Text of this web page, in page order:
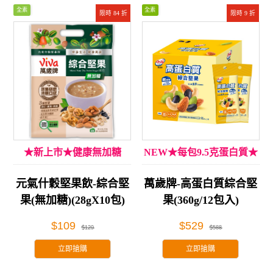
限時 84 折
全素
★新上市★健康無加糖
元氣什穀堅果飲-綜合堅
果(無加糖)(28gX10包)
$109 $129
立即搶購
限時 9 折
全素
NEW★每包9.5克蛋白質★
萬歲牌-高蛋白質綜合堅
果(360g/12包入)
$529 $588
立即搶購